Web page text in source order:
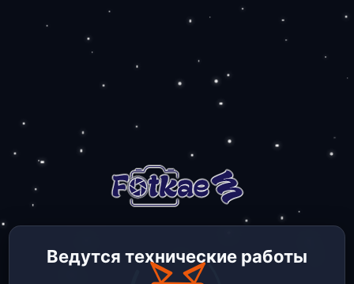
Ведутся технические работы